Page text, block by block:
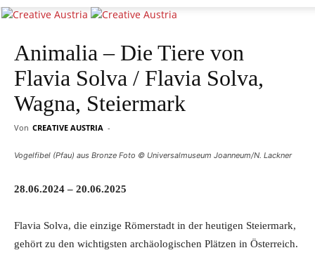
Animalia – Die Tiere von
Flavia Solva / Flavia Solva,
Wagna, Steiermark
Von CREATIVE AUSTRIA -
Vogelfibel (Pfau) aus Bronze Foto © Universalmuseum Joanneum/N. Lackner
28.06.2024 – 20.06.2025
Flavia Solva, die einzige Römerstadt in der heutigen Steiermark,
gehört zu den wichtigsten archäologischen Plätzen in Österreich.